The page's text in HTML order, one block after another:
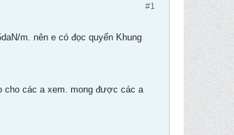
#1
m. nên e có đọc quyển Khung
cho các a xem. mong được các a